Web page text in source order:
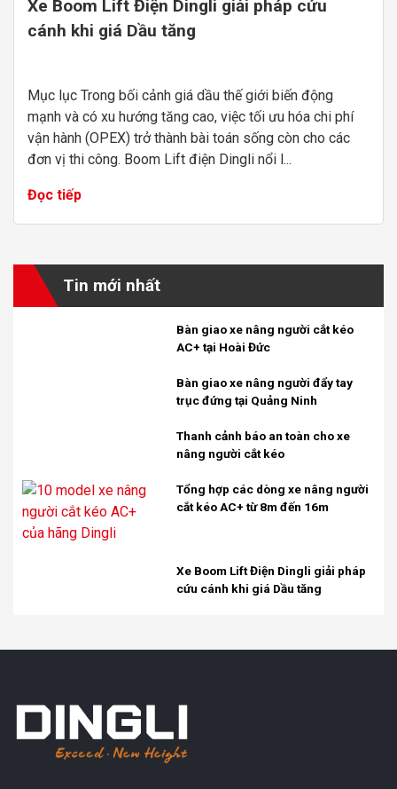
Xe Boom Lift Điện Dingli giải pháp cứu
cánh khi giá Dầu tăng
Mục lục Trong bối cảnh giá dầu thế giới biến động
mạnh và có xu hướng tăng cao, việc tối ưu hóa chi phí
vận hành (OPEX) trở thành bài toán sống còn cho các
đơn vị thi công. Boom Lift điện Dingli nổi l...
Đọc tiếp
Tin mới nhất
Bàn giao xe nâng người cắt kéo
AC+ tại Hoài Đức
Bàn giao xe nâng người đẩy tay
trục đứng tại Quảng Ninh
Thanh cảnh báo an toàn cho xe
nâng người cắt kéo
Tổng hợp các dòng xe nâng người
cắt kéo AC+ từ 8m đến 16m
Xe Boom Lift Điện Dingli giải pháp
cứu cánh khi giá Dầu tăng